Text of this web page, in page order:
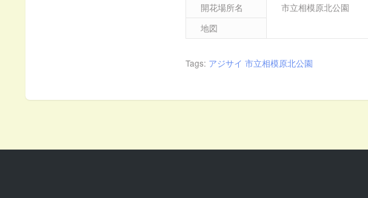
開花場所名
市立相模原北公園
地図
Tags: アジサイ 市立相模原北公園